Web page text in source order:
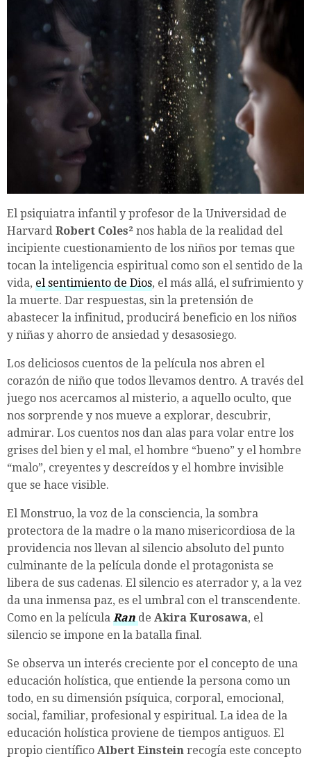
El psiquiatra infantil y profesor de la Universidad de
Harvard Robert Coles² nos habla de la realidad del
incipiente cuestionamiento de los niños por temas que
tocan la inteligencia espiritual como son el sentido de la
vida, el sentimiento de Dios, el más allá, el sufrimiento y
la muerte. Dar respuestas, sin la pretensión de
abastecer la infinitud, producirá beneficio en los niños
y niñas y ahorro de ansiedad y desasosiego.
Los deliciosos cuentos de la película nos abren el
corazón de niño que todos llevamos dentro. A través del
juego nos acercamos al misterio, a aquello oculto, que
nos sorprende y nos mueve a explorar, descubrir,
admirar. Los cuentos nos dan alas para volar entre los
grises del bien y el mal, el hombre “bueno” y el hombre
“malo”, creyentes y descreídos y el hombre invisible
que se hace visible.
El Monstruo, la voz de la consciencia, la sombra
protectora de la madre o la mano misericordiosa de la
providencia nos llevan al silencio absoluto del punto
culminante de la película donde el protagonista se
libera de sus cadenas. El silencio es aterrador y, a la vez
da una inmensa paz, es el umbral con el transcendente.
Como en la película Ran de Akira Kurosawa, el
silencio se impone en la batalla final.
Se observa un interés creciente por el concepto de una
educación holística, que entiende la persona como un
todo, en su dimensión psíquica, corporal, emocional,
social, familiar, profesional y espiritual. La idea de la
educación holística proviene de tiempos antiguos. El
propio científico Albert Einstein recogía este concepto